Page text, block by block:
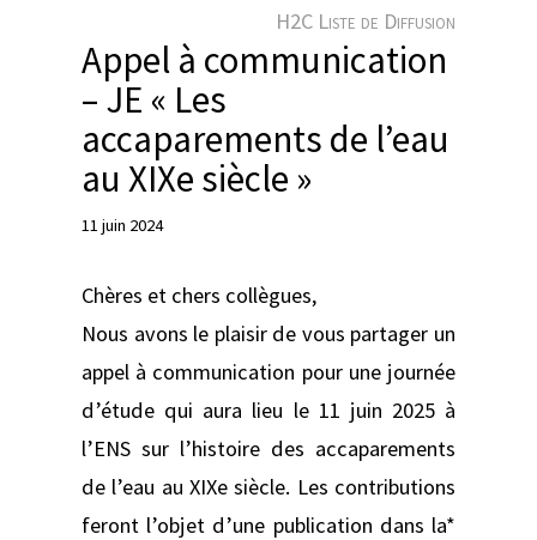
H2C Liste de Diffusion
Appel à communication
– JE « Les
accaparements de l’eau
au XIXe siècle »
11 juin 2024
Chères et chers collègues,
Nous avons le plaisir de vous partager un
appel à communication pour une journée
d’étude qui aura lieu le 11 juin 2025 à
l’ENS sur l’histoire des accaparements
de l’eau au XIXe siècle. Les contributions
feront l’objet d’une publication dans la*